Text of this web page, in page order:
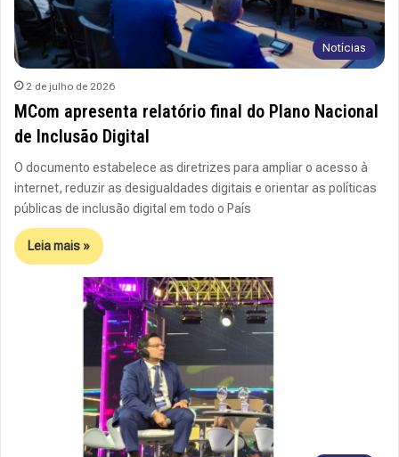
Notícias
2 de julho de 2026
MCom apresenta relatório final do Plano Nacional
de Inclusão Digital
O documento estabelece as diretrizes para ampliar o acesso à
internet, reduzir as desigualdades digitais e orientar as políticas
públicas de inclusão digital em todo o País
Leia mais »